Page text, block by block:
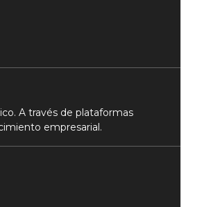
A través de plataformas
empresarial.